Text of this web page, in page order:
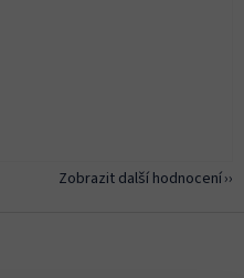
5 z 5 hvězdiček.
Zobrazit další hodnocení